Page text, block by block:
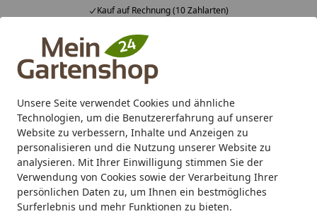
Unsere Seite verwendet Cookies und ähnliche
Technologien, um die Benutzererfahrung auf unserer
Website zu verbessern, Inhalte und Anzeigen zu
personalisieren und die Nutzung unserer Website zu
analysieren. Mit Ihrer Einwilligung stimmen Sie der
Verwendung von Cookies sowie der Verarbeitung Ihrer
persönlichen Daten zu, um Ihnen ein bestmögliches
Surferlebnis und mehr Funktionen zu bieten.
Kauf auf Rechnung (10 Zahlarten)
Alle Produkte
Mein Konto
Suchen
Startseite
Was ist Mollie?
Was ist Mollie?
Mollie verarbeitet Online-Zahlungen für Onlineshops
und andere Organisationen. Mollie wickelt lediglich den
Zahlungsverkehr zwischen Ihnen und uns ab und kann